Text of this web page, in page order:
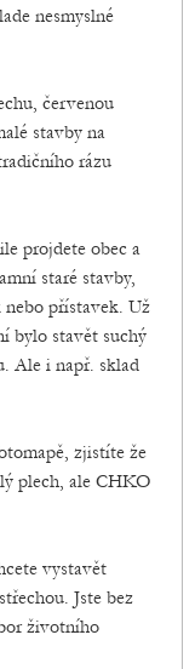
nesmyslné
červenou
stavby na
rázu
projdete obec a
staré stavby,
nebo přístavek. Už
bylo stavět suchý
Ale i např. sklad
zjistíte že
plech, ale CHKO
vystavět
Jste bez
životního